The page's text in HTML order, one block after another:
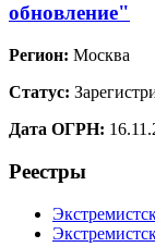
обновление"
Регион: Москва
Статус:
Дата ОГРН:
Реестры